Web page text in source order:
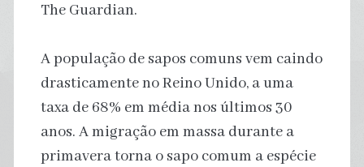
The Guardian.
A população de sapos comuns vem caindo
drasticamente no Reino Unido, a uma
taxa de 68% em média nos últimos 30
anos. A migração em massa durante a
primavera torna o sapo comum a espécie